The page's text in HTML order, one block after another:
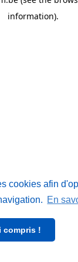
cookies afin
En
compris !
information).